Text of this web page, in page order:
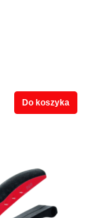
Do koszyka